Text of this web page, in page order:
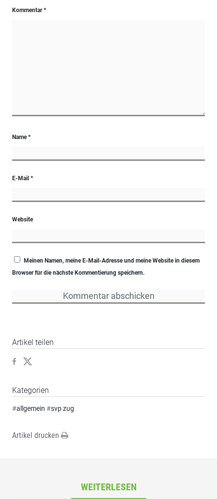
Kommentar*
Name*
E-Mail *
Website
Meinen Namen, meine E-Mail-Adresse und meine Website in diesem
Browser für die nächste Kommentierung speichern.
Artikel teilen
Kategorien
#allgemein #svp zug
Artikel drucken
WEITERLESEN